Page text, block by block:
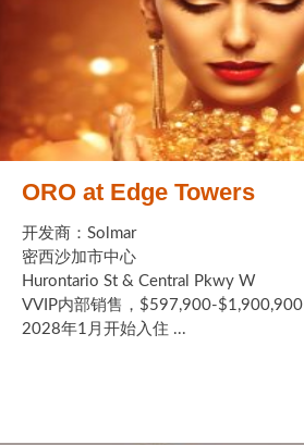
ORO at Edge Towers
开发商：Solmar
密西沙加市中心
Hurontario St & Central Pkwy W
VVIP内部销售，$597,900-$1,900,900
2028年1月开始入住 ...